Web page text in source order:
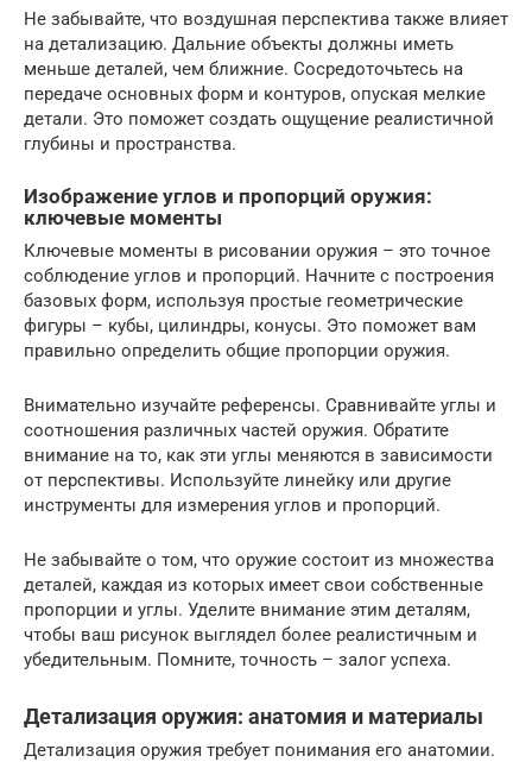
Не забывайте, что воздушная перспектива также влияет
на детализацию. Дальние объекты должны иметь
меньше деталей, чем ближние. Сосредоточьтесь на
передаче основных форм и контуров, опуская мелкие
детали. Это поможет создать ощущение реалистичной
глубины и пространства.
Изображение углов и пропорций оружия:
ключевые моменты
Ключевые моменты в рисовании оружия – это точное
соблюдение углов и пропорций. Начните с построения
базовых форм, используя простые геометрические
фигуры – кубы, цилиндры, конусы. Это поможет вам
правильно определить общие пропорции оружия.
Внимательно изучайте референсы. Сравнивайте углы и
соотношения различных частей оружия. Обратите
внимание на то, как эти углы меняются в зависимости
от перспективы. Используйте линейку или другие
инструменты для измерения углов и пропорций.
Не забывайте о том, что оружие состоит из множества
деталей, каждая из которых имеет свои собственные
пропорции и углы. Уделите внимание этим деталям,
чтобы ваш рисунок выглядел более реалистичным и
убедительным. Помните, точность – залог успеха.
Детализация оружия: анатомия и материалы
Детализация оружия требует понимания его анатомии.